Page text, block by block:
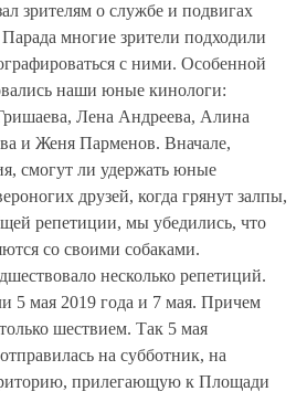
зрителям о службе и подвигах
многие зрители подходили
с ними. Особенной
наши юные кинологи:
Лена Андреева, Алина
и Женя Парменов. Вначале,
смогут ли удержать юные
друзей, когда грянут залпы,
репетиции, мы убедились, что
со своими собаками.
несколько репетиций.
5 мая 2019 года и 7 мая. Причем
шествием. Так 5 мая
на субботник, на
прилегающую к Площади